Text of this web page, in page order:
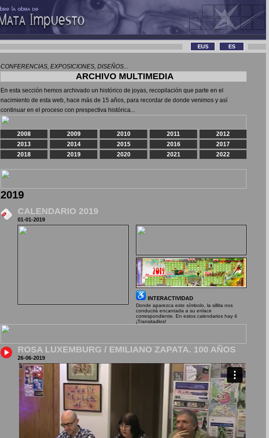
EUS ES
CONFERENCIAS, EXPOSICIONES, DISEÑOS...
ARCHIVO MULTIMEDIA
En esta sección hemos archivado un histórico de joyas, recopilación que parte en el
nacimiento de esta web, hace más de 15 años, para recordar de donde venimos y así
continuar en el proceso con prespectiva histórica...
2008 2009 2010 2011
2012
2013
2014 2015 2016
2017
2018
2019 2020 2021 2022
2019
CALENDARIO 2019
01-01-2019
INTERACTIVIDAD
Donde aparezca este símbolo, la sillita nos
conducirá encantada a su enlace
correspondiente. En estos calendarios hay 4
¡Transitadlos!
ROSA LUXEMBURG / EMILIANO ZAPATA. 100 AÑOS
26-06-2019